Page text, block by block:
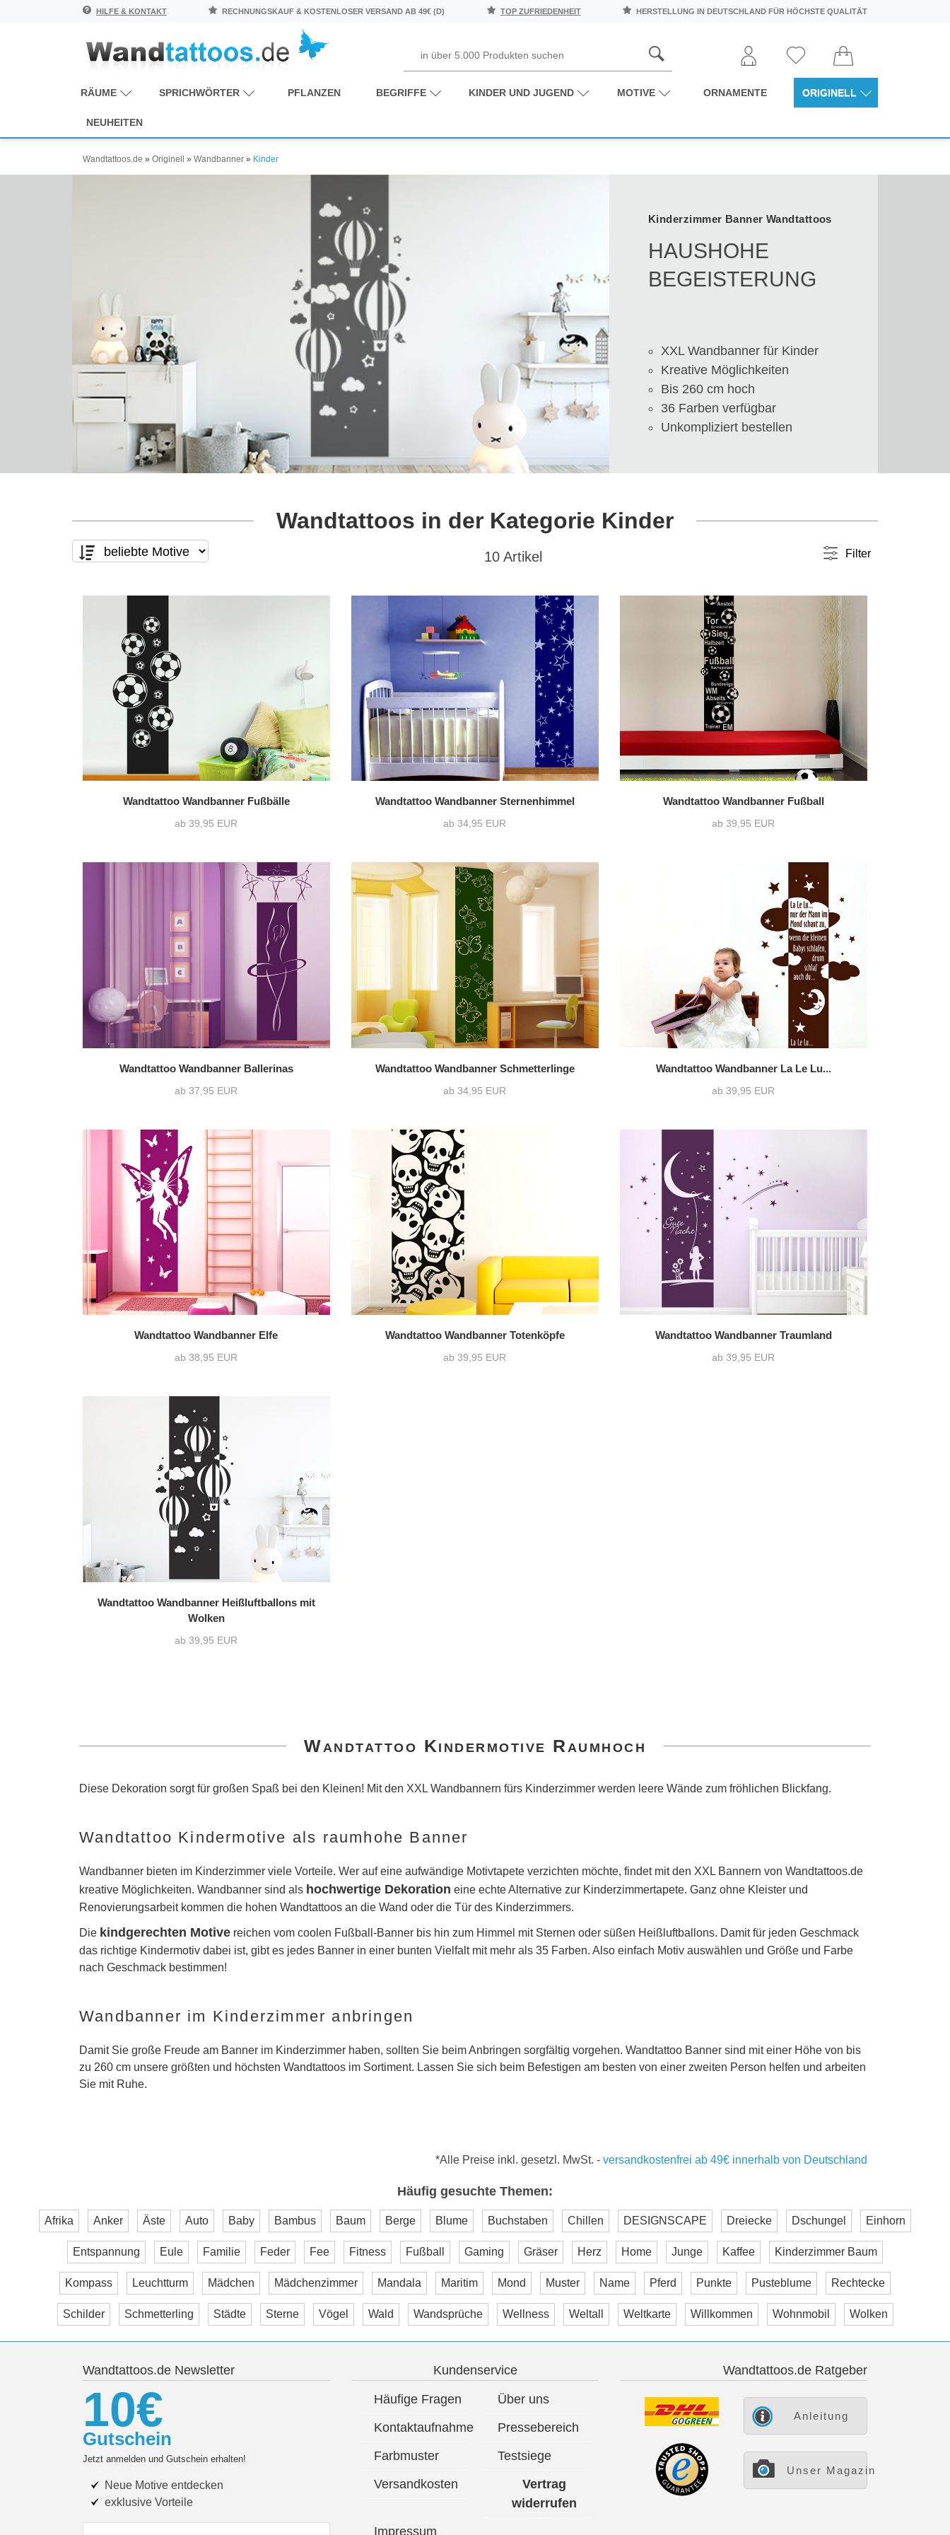
HILFE & KONTAKT RECHNUNGSKAUF & KOSTENLOSER VERSAND AB 49€ (D) TOP ZUFRIEDENHEIT HERSTELLUNG IN DEUTSCHLAND FÜR HÖCHSTE QUALITÄT
RÄUME SPRICHWÖRTER PFLANZEN BEGRIFFE KINDER UND JUGEND MOTIVE ORNAMENTE ORIGINELL
NEUHEITEN
Wandtattoos.de » Originell » Wandbanner » Kinder
Wandtattoo Kindermotive Raumhoch
Diese Dekoration sorgt für großen Spaß bei den Kleinen! Mit den XXL Wandbannern fürs Kinderzimmer werden leere Wände zum fröhlichen Blickfang.
Wandtattoo Kindermotive als raumhohe Banner
Wandbanner bieten im Kinderzimmer viele Vorteile. Wer auf eine aufwändige Motivtapete verzichten möchte, findet mit den XXL Bannern von Wandtattoos.de
kreative Möglichkeiten. Wandbanner sind als hochwertige Dekoration eine echte Alternative zur Kinderzimmertapete. Ganz ohne Kleister und
Renovierungsarbeit kommen die hohen Wandtattoos an die Wand oder die Tür des Kinderzimmers.
Die kindgerechten Motive reichen vom coolen Fußball-Banner bis hin zum Himmel mit Sternen oder süßen Heißluftballons. Damit für jeden Geschmack
das richtige Kindermotiv dabei ist, gibt es jedes Banner in einer bunten Vielfalt mit mehr als 35 Farben. Also einfach Motiv auswählen und Größe und Farbe
nach Geschmack bestimmen!
Wandbanner im Kinderzimmer anbringen
Damit Sie große Freude am Banner im Kinderzimmer haben, sollten Sie beim Anbringen sorgfältig vorgehen. Wandtattoo Banner sind mit einer Höhe von bis
zu 260 cm unsere größten und höchsten Wandtattoos im Sortiment. Lassen Sie sich beim Befestigen am besten von einer zweiten Person helfen und arbeiten
Sie mit Ruhe.
Kinderzimmer Banner Wandtattoos
HAUSHOHE
BEGEISTERUNG
XXL Wandbanner für Kinder
Kreative Möglichkeiten
Bis 260 cm hoch
36 Farben verfügbar
Unkompliziert bestellen
Wandtattoos in der Kategorie Kinder
10 Artikel Filter
nur Text
nur Motiv
Text mit Motiv
Querformat(0)
(0)
mit Wunschtext
ohne Wunschtext
einfarbig
36 Varianten pro Motiv
zweifarbig
1216 Varianten pro Motiv
Wandtattoo Wandbanner Fußbälle
ab 39,95 EUR
Wandtattoo Wandbanner Sternenhimmel
ab 34,95 EUR
Wandtattoo Wandbanner Fußball
ab 39,95 EUR
Wandtattoo Wandbanner Ballerinas
ab 37,95 EUR
Wandtattoo Wandbanner Schmetterlinge
ab 34,95 EUR
Wandtattoo Wandbanner La Le Lu...
ab 39,95 EUR
Wandtattoo Wandbanner Elfe
ab 38,95 EUR
Wandtattoo Wandbanner Totenköpfe
ab 39,95 EUR
Wandtattoo Wandbanner Traumland
ab 39,95 EUR
Wandtattoo Wandbanner Heißluftballons mit
Wolken
ab 39,95 EUR
*Alle Preise inkl. gesetzl. MwSt. - versandkostenfrei ab 49€ innerhalb von Deutschland
Häufig gesuchte Themen:
Afrika Anker Äste Auto Baby Bambus Baum Berge Blume Buchstaben Chillen DESIGNSCAPE Dreiecke Dschungel Einhorn
Entspannung Eule Familie Feder Fee Fitness Fußball Gaming Gräser Herz Home Junge Kaffee Kinderzimmer Baum
Kompass Leuchtturm Mädchen Mädchenzimmer Mandala Maritim Mond Muster Name Pferd Punkte Pusteblume Rechtecke
Schilder Schmetterling Städte Sterne Vögel Wald Wandsprüche Wellness Weltall Weltkarte Willkommen Wohnmobil Wolken
Wandtattoos.de Newsletter
10€
Gutschein
Jetzt anmelden und Gutschein erhalten!
Neue Motive entdecken
exklusive Vorteile
Kundenservice
Häufige Fragen
Über uns
Kontaktaufnahme
Pressebereich
Farbmuster
Testsiege
Versandkosten
Vertrag
widerrufen
Impressum
Wandtattoos.de Ratgeber
Anleitung
Unser Magazin